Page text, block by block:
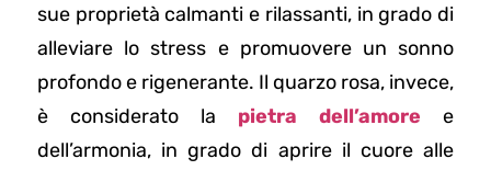
sue proprietà calmanti e rilassanti, in grado di
alleviare lo stress e promuovere un sonno
profondo e rigenerante. Il quarzo rosa, invece,
è considerato la pietra dell’amore e
dell’armonia, in grado di aprire il cuore alle